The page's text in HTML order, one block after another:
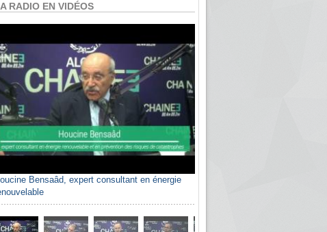
RADIO EN VIDÉOS
Bensaâd, expert consultant en énergie